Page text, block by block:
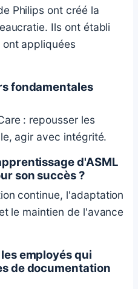
Philips ont créé la
Ils ont établi
appliquées
fondamentales
: repousser les
agir avec intégrité.
d'ASML
son succès ?
continue, l'adaptation
le maintien de l'avance
employés qui
de documentation